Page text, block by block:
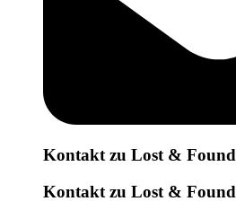
Kontakt zu Lost & Found
Kontakt zu Lost & Found